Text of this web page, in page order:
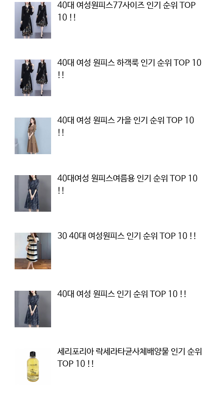
40대 여성원피스77사이즈 인기 순위 TOP
10 !!
40대 여성 원피스 하객룩 인기 순위 TOP 10
!!
40대 여성 원피스 가을 인기 순위 TOP 10
!!
40대여성 원피스여름용 인기 순위 TOP 10
!!
30 40대 여성원피스 인기 순위 TOP 10 !!
40대 여성 원피스 인기 순위 TOP 10 !!
세리포리아 락세라타균사체배양물 인기 순위
TOP 10 !!